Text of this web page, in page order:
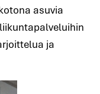
asuvia
ja